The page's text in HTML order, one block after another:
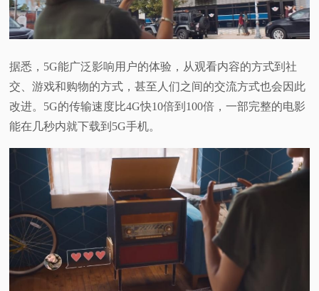
据悉，5G能广泛影响用户的体验，从观看内容的方式到社
交、游戏和购物的方式，甚至人们之间的交流方式也会因此
改进。5G的传输速度比4G快10倍到100倍，一部完整的电影
能在几秒内就下载到5G手机。